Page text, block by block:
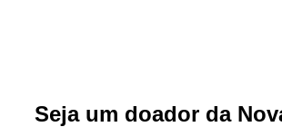
Seja um doador da